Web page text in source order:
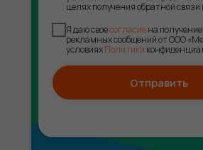
целях получения обратной связи
Я даю своесогласиена
рекламных сообщений от ООО
условияхПолитики
Отправить